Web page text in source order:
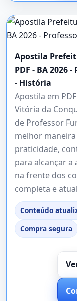
Apostila
PDF - BA 2026
- História
Apostila em
Vitória da
de Professor
melhor
praticidade,
para alcançar a
na frente dos
completa e
Conteúdo
Compra segura